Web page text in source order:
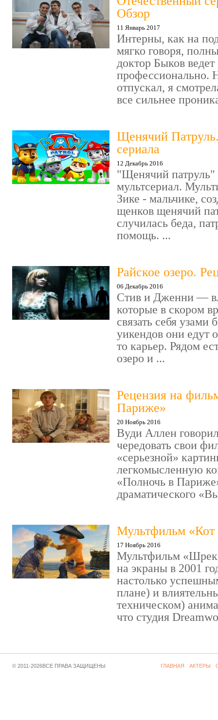
Обзор
11 Январь 2017
Интерны, как на
мягко говоря,
доктор Быков ведет
профессионально.
отпускал, я
все сильнее
Щенячий
сериала
12 Декабрь 2016
"Щенячий патруль"
мультсериал.
Зике - мальчике,
щенков щенячий
случилась беда,
помощь. ...
Райское озеро.
06 Декабрь 2016
Стив и Дженни —
которые в скором
связать себя узами
уикендов они едут
то карьер. Рядом
озеро и ...
Рецензия на
Париже»
20 Ноябрь 2016
Вуди Аллен
чередовать свои
«серьезной»
легкомысленную
«Полночь в
драматического
Мультфильм «Кот
17 Ноябрь 2016
Мультфильм
на экраны в 2001
настолько
плане) и
техническом)
что студия
© 2011-2026ВСЕ ПРАВА ЗАЩИЩЕНЫ ГЛАВНАЯ АКТЕРЫ